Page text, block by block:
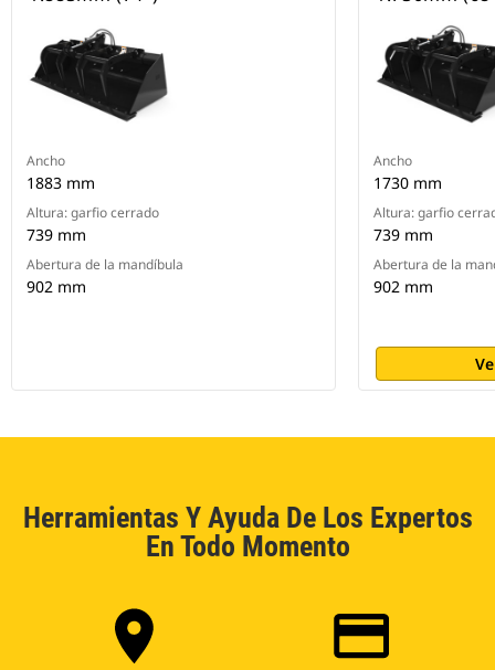
Ancho
1883 mm
Altura: garfio cerrado
739 mm
Abertura de la mandíbula
902 mm
Ancho
1730 mm
Altura: garfio
739 mm
Abertura de la
902 mm
Herramientas Y Ayuda De Los Expertos
En Todo Momento